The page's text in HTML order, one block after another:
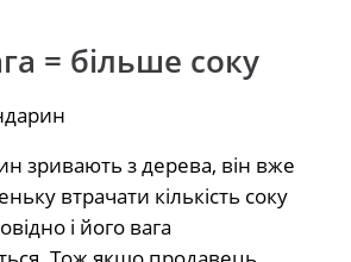
= більше соку
зривають з дерева, він вже
втрачати кількість соку
і його вага